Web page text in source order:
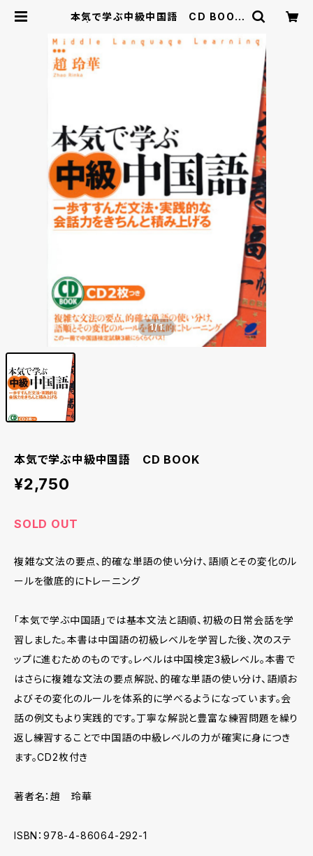
本気で学ぶ中級中国語 CD BOOK
1/1
本気で学ぶ中級中国語 CD BOOK
¥2,750
SOLD OUT
複雑な文法の要点、的確な単語の使い分け、語順とその変化のル
ールを徹底的にトレーニング
「本気で学ぶ中国語」では基本文法と語順、初級の日常会話を学
習しました。本書は中国語の初級レベルを学習した後、次のステ
ップに進むためのものです。レベルは中国検定3級レベル。本書で
はさらに複雑な文法の要点解説、的確な単語の使い分け、語順お
よびその変化のルールを体系的に学べるようになっています。会
話の例文もより実践的です。丁寧な解説と豊富な練習問題を繰り
返し練習することで中国語の中級レベルの力が確実に身につき
ます。CD2枚付き
著者名：趙 玲華
ISBN：978-4-86064-292-1